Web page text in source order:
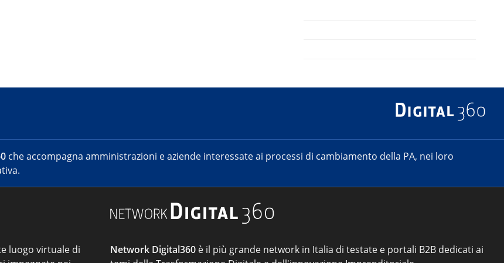
che accompagna amministrazioni e aziende interessate ai processi di cambiamento della PA, nei loro
luogo virtuale di
Network Digital360 è il più grande network in Italia di testate e portali B2B dedicati ai